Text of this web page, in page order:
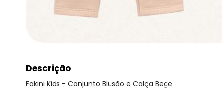
Descrição
Fakini Kids - Conjunto Blusão e Calça Bege